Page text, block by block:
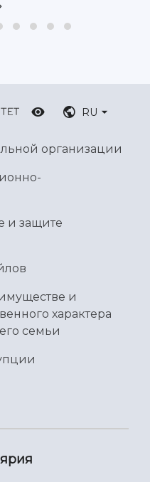
RU
организации
и защите
и
характера
семьи